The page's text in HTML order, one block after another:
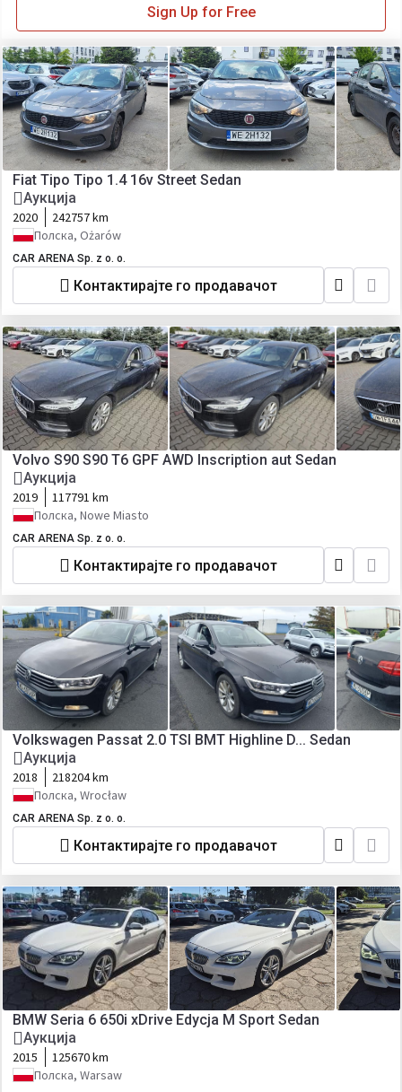
Sign Up for Free
Fiat Tipo Tipo 1.4 16v Street Sedan
Аукција
2020
242757 km
Полска, Ożarów
CAR ARENA Sp. z o. o.
Контактирајте го продавачот
Volvo S90 S90 T6 GPF AWD Inscription aut Sedan
Аукција
2019
117791 km
Полска, Nowe Miasto
CAR ARENA Sp. z o. o.
Контактирајте го продавачот
Volkswagen Passat 2.0 TSI BMT Highline D... Sedan
Аукција
2018
218204 km
Полска, Wrocław
CAR ARENA Sp. z o. o.
Контактирајте го продавачот
BMW Seria 6 650i xDrive Edycja M Sport Sedan
Аукција
2015
125670 km
Полска, Warsaw